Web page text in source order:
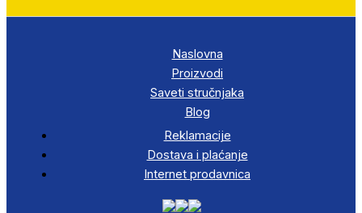
Naslovna
Proizvodi
Saveti stručnjaka
Blog
Reklamacije
Dostava i plaćanje
Internet prodavnica